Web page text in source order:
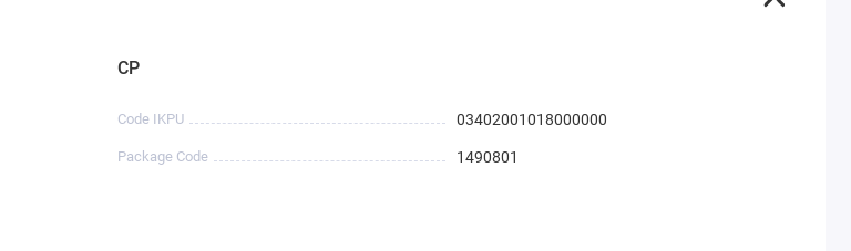
CP
Code IKPU 03402001018000000
Package Code 1490801